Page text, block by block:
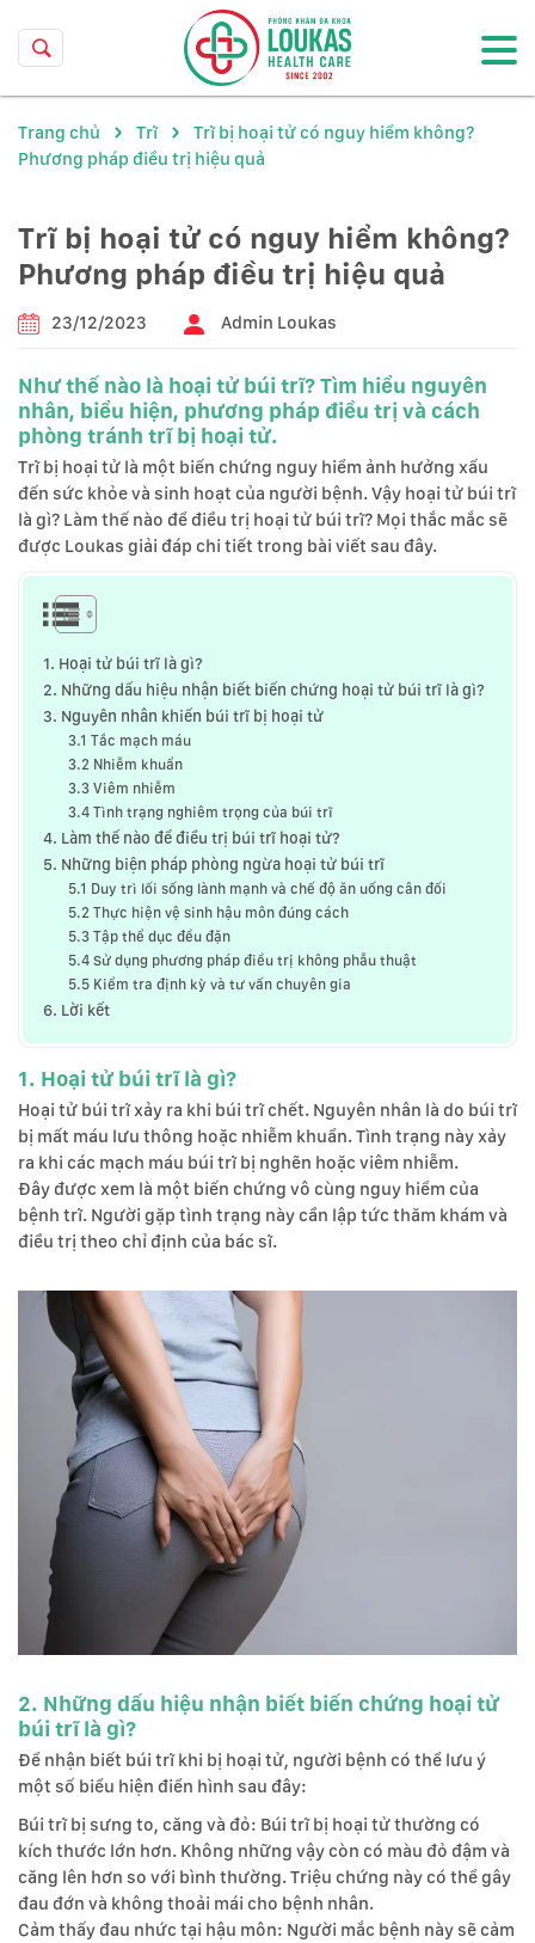
Trang chủ Trĩ
Trĩ bị hoại tử có nguy hiểm không?
Phương pháp điều trị hiệu quả
Trĩ bị hoại tử có nguy hiểm không?
Phương pháp điều trị hiệu quả
23/12/2023 Admin Loukas
Như thế nào là hoại tử búi trĩ? Tìm hiểu nguyên
nhân, biểu hiện, phương pháp điều trị và cách
phòng tránh trĩ bị hoại tử.
Trĩ bị hoại tử là một biến chứng nguy hiểm ảnh hưởng xấu
đến sức khỏe và sinh hoạt của người bệnh. Vậy hoại tử búi trĩ
là gì? Làm thế nào để điều trị hoại tử búi trĩ? Mọi thắc mắc sẽ
được Loukas giải đáp chi tiết trong bài viết sau đây.
1. Hoại tử búi trĩ là gì?
2. Những dấu hiệu nhận biết biến chứng hoại tử búi trĩ là gì?
3. Nguyên nhân khiến búi trĩ bị hoại tử
3.1 Tắc mạch máu
3.2 Nhiễm khuẩn
3.3 Viêm nhiễm
3.4 Tình trạng nghiêm trọng của búi trĩ
4. Làm thế nào để điều trị búi trĩ hoại tử?
5. Những biện pháp phòng ngừa hoại tử búi trĩ
5.1 Duy trì lối sống lành mạnh và chế độ ăn uống cân đối
5.2 Thực hiện vệ sinh hậu môn đúng cách
5.3 Tập thể dục đều đặn
5.4 Sử dụng phương pháp điều trị không phẫu thuật
5.5 Kiểm tra định kỳ và tư vấn chuyên gia
6. Lời kết
1. Hoại tử búi trĩ là gì?
Hoại tử búi trĩ xảy ra khi búi trĩ chết. Nguyên nhân là do búi trĩ
bị mất máu lưu thông hoặc nhiễm khuẩn. Tình trạng này xảy
ra khi các mạch máu búi trĩ bị nghẽn hoặc viêm nhiễm.
Đây được xem là một biến chứng vô cùng nguy hiểm của
bệnh trĩ. Người gặp tình trạng này cần lập tức thăm khám và
điều trị theo chỉ định của bác sĩ.
2. Những dấu hiệu nhận biết biến chứng hoại tử
búi trĩ là gì?
Để nhận biết búi trĩ khi bị hoại tử, người bệnh có thể lưu ý
một số biểu hiện điển hình sau đây:
Búi trĩ bị sưng to, căng và đỏ: Búi trĩ bị hoại tử thường có
kích thước lớn hơn. Không những vậy còn có màu đỏ đậm và
căng lên hơn so với bình thường. Triệu chứng này có thể gây
đau đớn và không thoải mái cho bệnh nhân.
Cảm thấy đau nhức tại hậu môn: Người mắc bệnh này sẽ cảm